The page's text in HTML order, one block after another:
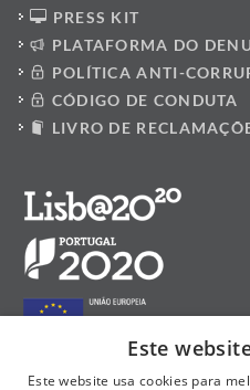
PRESS KIT
PLATAFORMA DO
POLÍTICA ANTI-
CÓDIGO DE CONDUTA
LIVRO DE
Este
Este website usa cookies para